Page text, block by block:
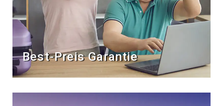
Best-Preis Garantie